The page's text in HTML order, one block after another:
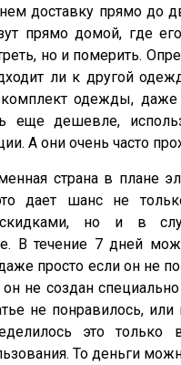
доставку прямо до
прямо домой, где
но и померить.
ли к другой
одежды, даже
еще дешевле,
А они очень часто
страна в плане
дает шанс не
но и в
В течение 7 дней
просто если он не
не создан
не понравилось,
это только
То деньги